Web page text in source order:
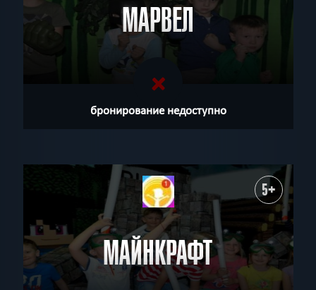
МАРВЕЛ
бронирование недоступно
5+
МАЙНКРАФТ